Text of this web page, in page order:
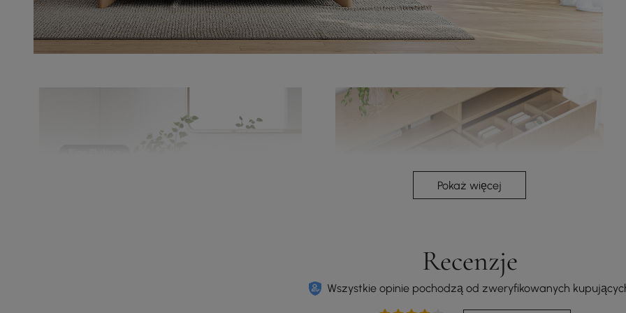
Pokaż więcej
Recenzje
Wszystkie opinie pochodzą od zweryfikowanych